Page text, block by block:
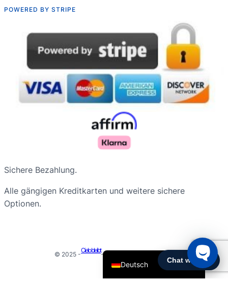
POWERED BY STRIPE
Sichere Bezahlung.
Alle gängigen Kreditkarten und weitere sichere
Optionen.
© 2025 -
Cielo bleibt
- Alle Rechte vorbehalten
Deutsch
Français du Canada